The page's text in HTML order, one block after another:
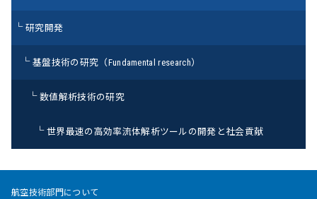
研究開発
基盤技術の研究（Fundamental research）
数値解析技術の研究
世界最速の高効率流体解析ツールの開発と社会貢献
航空技術部門について